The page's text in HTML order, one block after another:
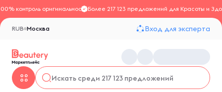
контроль оригинальностиБолее 217 123 предложений для Красоты и
Москва
RUB Вход для эксперта